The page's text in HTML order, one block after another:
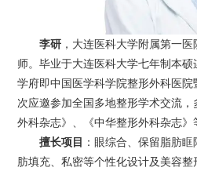
李研 ，大连医科大学附属第一
师。毕业于大连医科大学七年制本
学府即中国医学科学院整形外科医
次应邀参加全国多地整形学术交流
外科杂志》、《中华整形外科杂志》
擅长项目 ：眼综合、保留脂肪
肪填充、私密等个性化设计及美容整